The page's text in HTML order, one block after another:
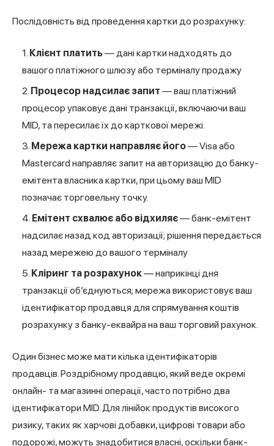
Послідовність від проведення картки до розрахунку:
Клієнт платить— дані картки надходять до
вашого платіжного шлюзу або терміналу продажу
Процесор надсилає запит — ваш платіжний
процесор упаковує дані транзакції, включаючи ваш
MID, та пересилає їх до карткової мережі.
Мережа картки направляє його— Visa або
Mastercard направляє запит на авторизацію до банку-
емітента власника картки, при цьому ваш MID
позначає торговельну точку.
Емітент схвалює або відхиляє— банк-емітент
надсилає назад код авторизації; рішення передається
назад мережею до вашого терміналу
Кліринг та розрахунок— наприкінці дня
транзакції об’єднуються; мережа використовує ваш
ідентифікатор продавця для спрямування коштів
розрахунку з банку-еквайра на ваш торговий рахунок.
Один бізнес може мати кілька ідентифікаторів
продавців. Роздрібному продавцю, який веде окремі
онлайн- та магазинні операції, часто потрібно два
ідентифікатори MID. Для лінійок продуктів високого
ризику, таких як харчові добавки, цифрові товари або
подорожі, можуть знадобитися власні, оскільки банк-